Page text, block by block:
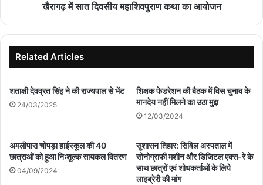
खैरागढ़ में सात दिवसीय महाशिवपुराण कथा का आयोजन
Related Articles
शताक्षी देवव्रत सिंह ने की राज्यपाल से भेंट
24/03/2025
शिक्षक फेडरेशन की बैठक में विस चुनाव के
मानदेय नहीं मिलने का उठा मुद्दा
12/03/2024
अमलीपारा चोपड़ा हाईस्कूल की 40
छात्राओं को हुआ निःशुल्क सायकल वितरण
04/09/2024
सुशासन तिहार: सिविल अस्पताल में
सोनोग्राफी मशीन और डिजिटल एक्स-रे के
साथ छात्रों एवं शोधकर्ताओं के लिये
लाइब्रेरी की मांग